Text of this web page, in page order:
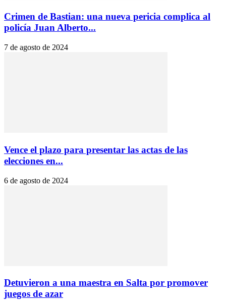
Crimen de Bastian: una nueva pericia complica al
policía Juan Alberto...
7 de agosto de 2024
Vence el plazo para presentar las actas de las
elecciones en...
6 de agosto de 2024
Detuvieron a una maestra en Salta por promover
juegos de azar